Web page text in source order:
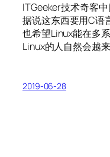
ITGeeker技术奇客
据说这东西要用C语
也希望Linux能在多
Linux的人自然会越来
2019-06-28